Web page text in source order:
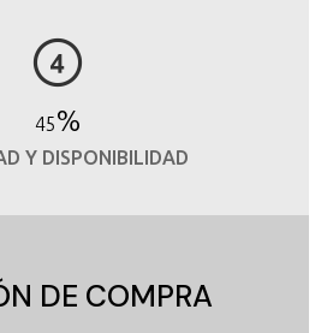
47%
Y DISPONIBILIDAD
DE COMPRA